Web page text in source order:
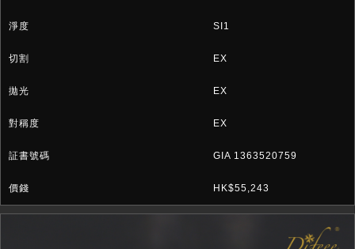
SI1
EX
EX
EX
GIA 1363520759
HK$55,243